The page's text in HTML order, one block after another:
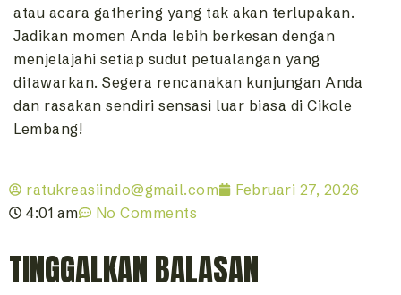
atau acara gathering yang tak akan terlupakan.
Jadikan momen Anda lebih berkesan dengan
menjelajahi setiap sudut petualangan yang
ditawarkan. Segera rencanakan kunjungan Anda
dan rasakan sendiri sensasi luar biasa di Cikole
Lembang!
ratukreasiindo@gmail.com
Februari 27, 2026
4:01 am
No Comments
TINGGALKAN BALASAN